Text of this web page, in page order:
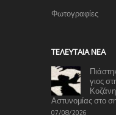
Φωτογραφίες
TΕΛΕΥΤΑΊΑ ΝΈΑ
γιος
Αστυνομίας στο
07/08/2026